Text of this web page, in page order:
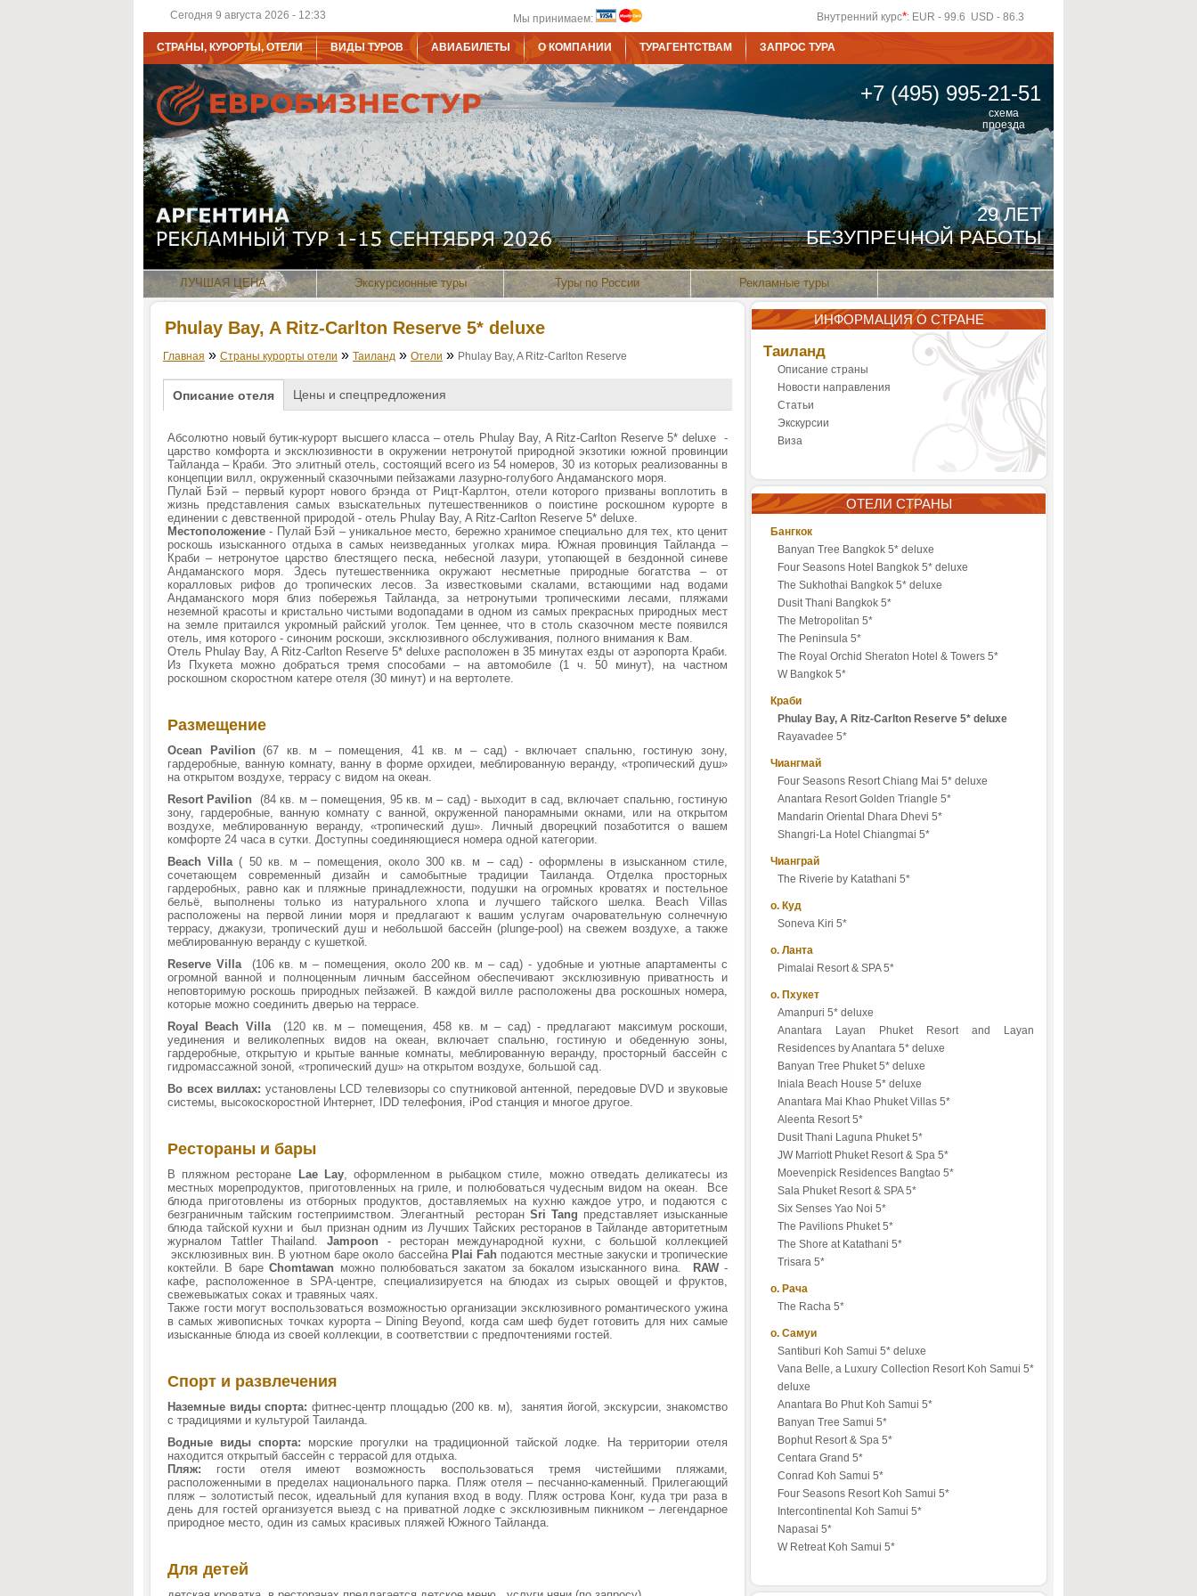
Сегодня 9 августа 2026 - 12:33 Мы принимаем: Внутренний курс*: EUR - 99.6 USD - 86.3
СТРАНЫ, КУРОРТЫ, ОТЕЛИ ВИДЫ ТУРОВ АВИАБИЛЕТЫ О КОМПАНИИ ТУРАГЕНТСТВАМ ЗАПРОС ТУРА
+7 (495) 995-21-51
схема
проезда
ЛУЧШАЯ ЦЕНА Экскурсионные туры Туры по России Рекламные туры
29 ЛЕТ
БЕЗУПРЕЧНОЙ РАБОТЫ
Phulay Bay, A Ritz-Carlton Reserve 5* deluxe
Главная » Страны курорты отели » Таиланд » Отели » Phulay Bay, A Ritz-Carlton Reserve
Описание отеля Цены и спецпредложения
Абсолютно новый бутик-курорт высшего класса – отель Phulay Bay, A Ritz-Carlton Reserve 5* deluxe -
царство комфорта и эксклюзивности в окружении нетронутой природной экзотики южной провинции
Тайланда – Краби. Это элитный отель, состоящий всего из 54 номеров, 30 из которых реализованны в
концепции вилл, окруженный сказочными пейзажами лазурно-голубого Андаманского моря.
Пулай Бэй – первый курорт нового брэнда от Рицт-Карлтон, отели которого призваны воплотить в
жизнь представления самых взыскательных путешественников о поистине роскошном курорте в
единении с девственной природой - отель Phulay Bay, A Ritz-Carlton Reserve 5* deluxe.
Местоположение - Пулай Бэй – уникальное место, бережно хранимое специально для тех, кто ценит
роскошь изысканного отдыха в самых неизведанных уголках мира. Южная провинция Тайланда –
Краби – нетронутое царство блестящего песка, небесной лазури, утопающей в бездонной синеве
Андаманского моря. Здесь путешественника окружают несметные природные богатства – от
коралловых рифов до тропических лесов. За известковыми скалами, встающими над водами
Андаманского моря близ побережья Тайланда, за нетронутыми тропическими лесами, пляжами
неземной красоты и кристально чистыми водопадами в одном из самых прекрасных природных мест
на земле притаился укромный райский уголок. Тем ценнее, что в столь сказочном месте появился
отель, имя которого - синоним роскоши, эксклюзивного обслуживания, полного внимания к Вам.
Отель Phulay Bay, A Ritz-Carlton Reserve 5* deluxe расположен в 35 минутах езды от аэропорта Краби.
Из Пхукета можно добраться тремя способами – на автомобиле (1 ч. 50 минут), на частном
роскошном скоростном катере отеля (30 минут) и на вертолете.
Размещение
Ocean Pavilion (67 кв. м – помещения, 41 кв. м – сад) - включает спальню, гостиную зону,
гардеробные, ванную комнату, ванну в форме орхидеи, меблированную веранду, «тропический душ»
на открытом воздухе, террасу с видом на океан.
Resort Pavilion (84 кв. м – помещения, 95 кв. м – сад) - выходит в сад, включает спальню, гостиную
зону, гардеробные, ванную комнату с ванной, окруженной панорамными окнами, или на открытом
воздухе, меблированную веранду, «тропический душ». Личный дворецкий позаботится о вашем
комфорте 24 часа в сутки. Доступны соединяющиеся номера одной категории.
Beach Villa( 50 кв. м – помещения, около 300 кв. м – сад) - оформлены в изысканном стиле,
сочетающем современный дизайн и самобытные традиции Таиланда. Отделка просторных
гардеробных, равно как и пляжные принадлежности, подушки на огромных кроватях и постельное
бельё, выполнены только из натурального хлопа и лучшего тайского шелка. Beach Villas
расположены на первой линии моря и предлагают к вашим услугам очаровательную солнечную
террасу, джакузи, тропический душ и небольшой бассейн (plunge-pool) на свежем воздухе, а также
меблированную веранду с кушеткой.
Reserve Villa (106 кв. м – помещения, около 200 кв. м – сад) - удобные и уютные апартаменты с
огромной ванной и полноценным личным бассейном обеспечивают эксклюзивную приватность и
неповторимую роскошь природных пейзажей. В каждой вилле расположены два роскошных номера,
которые можно соединить дверью на террасе.
Royal Beach Villa(120 кв. м – помещения, 458 кв. м – сад) - предлагают максимум роскоши,
уединения и великолепных видов на океан, включает спальню, гостиную и обеденную зоны,
гардеробные, открытую и крытые ванные комнаты, меблированную веранду, просторный бассейн с
гидромассажной зоной, «тропический душ» на открытом воздухе, большой сад.
Во всех виллах: установлены LCD телевизоры со спутниковой антенной, передовые DVD и звуковые
системы, высокоскоростной Интернет, IDD телефония, iPod станция и многое другое.
Рестораны и бары
В пляжном ресторане Lae Lay, оформленном в рыбацком стиле, можно отведать деликатесы из
местных морепродуктов, приготовленных на гриле, и полюбоваться чудесным видом на океан. Все
блюда приготовлены из отборных продуктов, доставляемых на кухню каждое утро, и подаются с
безграничным тайским гостеприимством. Элегантный ресторан Sri Tang представляет изысканные
блюда тайской кухни и был признан одним из Лучших Тайских ресторанов в Тайланде авторитетным
журналом Tattler Thailand. Jampoon - ресторан международной кухни, с большой коллекцией
эксклюзивных вин. В уютном баре около бассейна Plai Fah подаются местные закуски и тропические
коктейли. В бареChomtawan можно полюбоваться закатом за бокалом изысканного вина. RAW-
кафе, расположенное в SPA-центре, специализируется на блюдах из сырых овощей и фруктов,
свежевыжатых соках и травяных чаях.
Также гости могут воспользоваться возможностью организации эксклюзивного романтического ужина
в самых живописных точках курорта – Dining Beyond, когда сам шеф будет готовить для них самые
изысканные блюда из своей коллекции, в соответствии с предпочтениями гостей.
Спорт и развлечения
Наземные виды спорта: фитнес-центр площадью (200 кв. м), занятия йогой, экскурсии, знакомство
с традициями и культурой Таиланда.
Водные виды спорта: морские прогулки на традиционной тайской лодке. На территории отеля
находится открытый бассейн с террасой для отдыха.
Пляж: гости отеля имеют возможность воспользоваться тремя чистейшими пляжами,
расположенными в пределах национального парка. Пляж отеля – песчанно-каменный. Прилегающий
пляж – золотистый песок, идеальный для купания вход в воду. Пляж острова Конг, куда три раза в
день для гостей организуется выезд с на приватной лодке с эксклюзивным пикником – легендарное
природное место, один из самых красивых пляжей Южного Тайланда.
Для детей
ИНФОРМАЦИЯ О СТРАНЕ
Таиланд
Описание страны
Новости направления
Статьи
Экскурсии
Виза
ОТЕЛИ СТРАНЫ
Бангкок
Banyan Tree Bangkok 5* deluxe
Four Seasons Hotel Bangkok 5* deluxe
The Sukhothai Bangkok 5* deluxe
Dusit Thani Bangkok 5*
The Metropolitan 5*
The Peninsula 5*
The Royal Orchid Sheraton Hotel & Towers 5*
W Bangkok 5*
Краби
Phulay Bay, A Ritz-Carlton Reserve 5* deluxe
Rayavadee 5*
Чиангмай
Four Seasons Resort Chiang Mai 5* deluxe
Anantara Resort Golden Triangle 5*
Mandarin Oriental Dhara Dhevi 5*
Shangri-La Hotel Chiangmai 5*
Чианграй
The Riverie by Katathani 5*
о. Куд
Soneva Kiri 5*
о. Ланта
Pimalai Resort & SPA 5*
о. Пхукет
Amanpuri 5* deluxe
Anantara Layan Phuket Resort and Layan
Residences by Anantara 5* deluxe
Banyan Tree Phuket 5* deluxe
Iniala Beach House 5* deluxe
Anantara Mai Khao Phuket Villas 5*
Aleenta Resort 5*
Dusit Thani Laguna Phuket 5*
JW Marriott Phuket Resort & Spa 5*
Moevenpick Residences Bangtao 5*
Sala Phuket Resort & SPA 5*
Six Senses Yao Noi 5*
The Pavilions Phuket 5*
The Shore at Katathani 5*
Trisara 5*
о. Рача
The Racha 5*
о. Самуи
Santiburi Koh Samui 5* deluxe
Vana Belle, a Luxury Collection Resort Koh Samui 5*
deluxe
Anantara Bo Phut Koh Samui 5*
Banyan Tree Samui 5*
Bophut Resort & Spa 5*
Centara Grand 5*
Conrad Koh Samui 5*
Four Seasons Resort Koh Samui 5*
Intercontinental Koh Samui 5*
Napasai 5*
W Retreat Koh Samui 5*